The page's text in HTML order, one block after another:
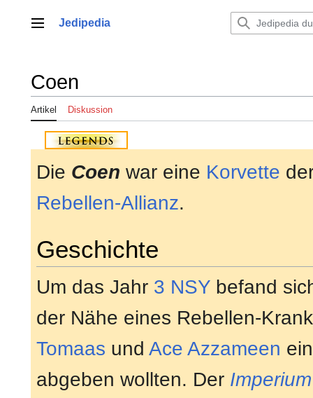
springenHauptmenü
Jedipedia
Coen
Artikel Diskussion
Die Coen war eine Korvette
Rebellen-Allianz.
Geschichte
Um das Jahr 3 NSY befand
der Nähe eines Rebellen-
Tomaas und Ace Azzameen
abgeben wollten. Der